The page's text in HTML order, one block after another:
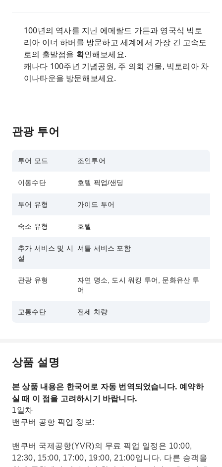
100년의 역사를 지닌 에메랄드 가든과 영국식 빅토
리아 이너 하버를 방문하고 세계에서 가장 긴 고속도
로의 출발점을 확인해보세요.
캐나다 100주년 기념공원, 주 의회 건물, 빅토리아 차
이나타운을 방문해보세요.
관광 투어
투어 모드 조인투어
이동수단 호텔 픽업/샌딩
투어 유형 가이드 투어
숙소 유형 호텔
추가 서비스 및 시
설
셔틀 서비스 포함
관광 유형
자연 명소, 도시 워킹 투어, 문화유산 투
어
교통수단 전세 차량
상품 설명
본 상품 내용은 한국어로 자동 번역되었습니다. 예약하
실 때 이 점을 고려하시기 바랍니다.
1일차
밴쿠버 공항 픽업 정보:
밴쿠버 국제공항(YVR)의 무료 픽업 일정은 10:00,
12:30, 15:00, 17:00, 19:00, 21:00입니다. 다른 승객을